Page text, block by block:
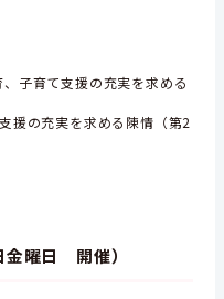
子育て支援の充実を求める
の充実を求める陳情（第2
曜日 開催）